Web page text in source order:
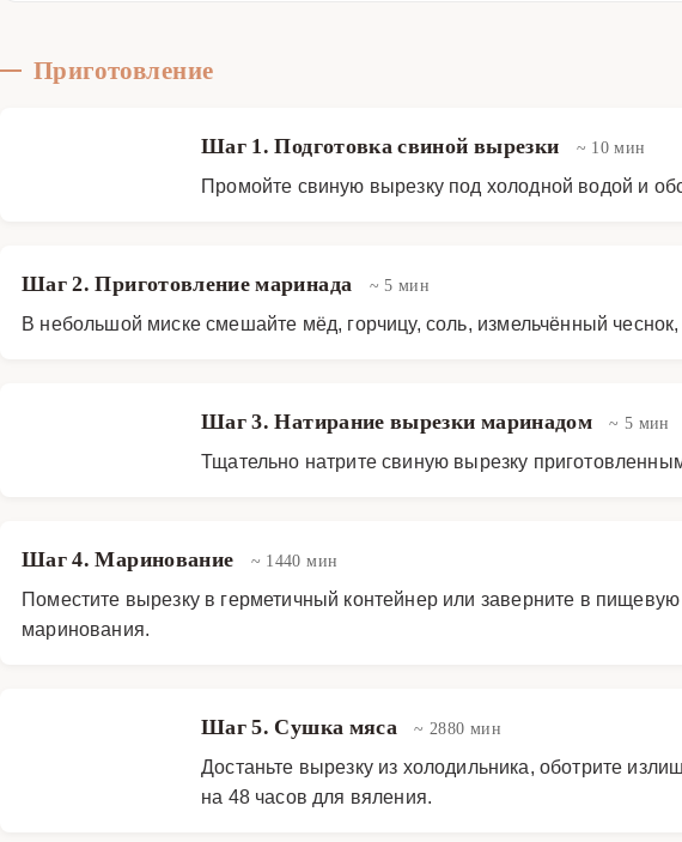
Приготовление
Шаг 1. Подготовка свиной вырезки ~ 10 мин
Промойте свиную вырезку под холодной водой и
Шаг 2. Приготовление маринада ~ 5 мин
В небольшой миске смешайте мёд, горчицу, соль, измельчённый
Шаг 3. Натирание вырезки маринадом ~ 5 мин
Тщательно натрите свиную вырезку
Шаг 4. Маринование ~ 1440 мин
Поместите вырезку в герметичный контейнер или заверните в
маринования.
Шаг 5. Сушка мяса ~ 2880 мин
Достаньте вырезку из холодильника, оботрите
на 48 часов для вяления.